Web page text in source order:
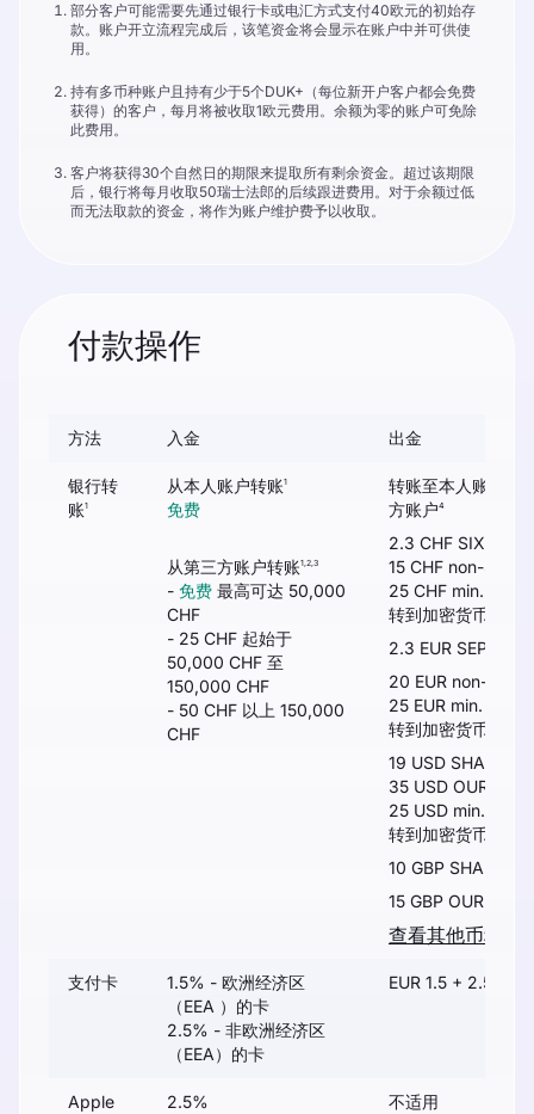
部分客户可能需要先通过银行卡或电汇方式支付40欧元的初始存
款。账户开立流程完成后，该笔资金将会显示在账户中并可供使
用。
持有多币种账户且持有少于5个DUK+（每位新开户客户都会免费
获得）的客户，每月将被收取1欧元费用。余额为零的账户可免除
此费用。
客户将获得30个自然日的期限来提取所有剩余资金。超过该期限
后，银行将每月收取50瑞士法郎的后续跟进费用。对于余额过低
而无法取款的资金，将作为账户维护费予以收取。
付款操作
方法 入金 出金
银行转
账1
从本人账户转账1
免费
从第三方账户转账1,2,3
- 免费 最高可达 50,000
CHF
- 25 CHF 起始于
50,000 CHF 至
150,000 CHF
- 50 CHF 以上 150,000
CHF
转账至本人账户 /
方账户4
2.3 CHF SIX
15 CHF non-SIX
25 CHF min. 或
转到加密货币交易
2.3 EUR SEPA
20 EUR non-SEPA
25 EUR min. 或
转到加密货币交易
19 USD SHA
35 USD OUR
25 USD min. 或
转到加密货币交易
10 GBP SHA
15 GBP OUR
查看其他币种
支付卡
1.5% - 欧洲经济区
（EEA ）的卡
2.5% - 非欧洲经济区
（EEA）的卡
EUR 1.5 + 2.5%
Apple
2.5% 不适用